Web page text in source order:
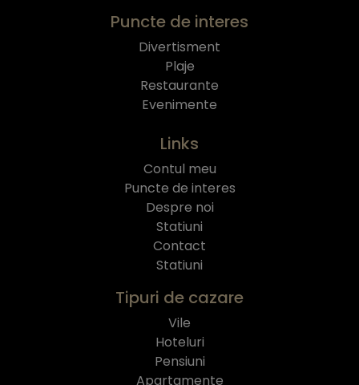
Puncte de interes
Divertisment
Plaje
Restaurante
Evenimente
Links
Contul meu
Puncte de interes
Despre noi
Statiuni
Contact
Statiuni
Tipuri de cazare
Vile
Hoteluri
Pensiuni
Apartamente